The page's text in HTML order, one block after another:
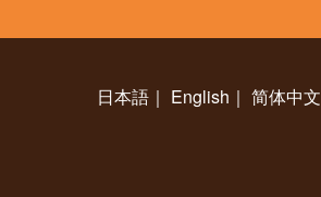
日本語 ｜ English ｜ 简体中文